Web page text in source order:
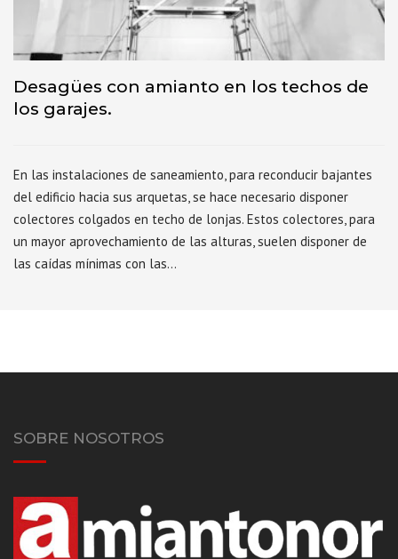
Desagües con amianto en los techos de
los garajes.
En las instalaciones de saneamiento, para reconducir bajantes
del edificio hacia sus arquetas, se hace necesario disponer
colectores colgados en techo de lonjas. Estos colectores, para
un mayor aprovechamiento de las alturas, suelen disponer de
las caídas mínimas con las…
SOBRE NOSOTROS